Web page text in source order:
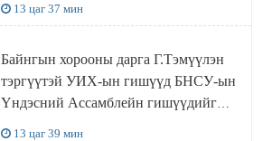
13 цаг 37 мин
Байнгын хорооны дарга Г.Тэмүүлэн
тэргүүтэй УИХ-ын гишүүд БНСУ-ын
Үндэсний Ассамблейн гишүүдийг
13 цаг 39 мин